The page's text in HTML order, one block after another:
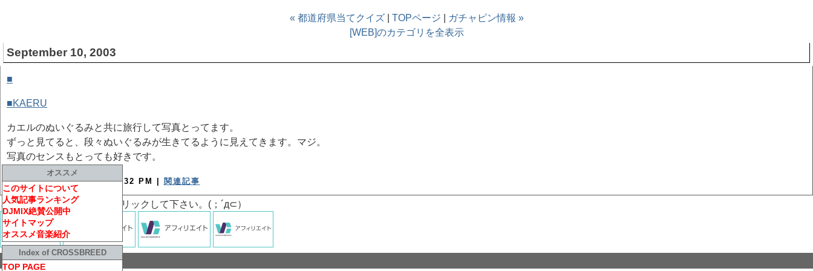
オススメ
このサイトについて
人気記事ランキング
DJMIX絶賛公開中
サイトマップ
オススメ音楽紹介
Index of CROSSBREED
TOP PAGE
« 都道府県当てクイズ| TOPページ
ガチャピン情報 »
[WEB]のカテゴリを全表示
September 10, 2003
■
■KAERU
カエルのぬいぐるみと共に旅行して写真とってます。
ずっと見てると、段々ぬいぐるみが生きてるように見えてきます。マジ。
写真のセンスもとっても好きです。
September 10, 2003 12:32 PM | 関連記事
↓記事がもし面白かったらクリックして下さい。(；´д⊂）
コメント